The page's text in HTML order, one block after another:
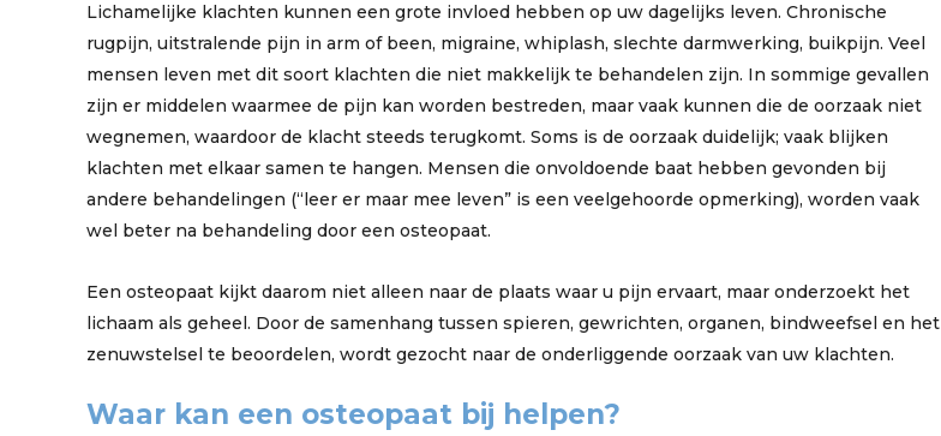
Lichamelijke klachten kunnen een grote invloed hebben op uw dagelijks leven. Chronische
rugpijn, uitstralende pijn in arm of been, migraine, whiplash, slechte darmwerking, buikpijn. Veel
mensen leven met dit soort klachten die niet makkelijk te behandelen zijn. In sommige gevallen
zijn er middelen waarmee de pijn kan worden bestreden, maar vaak kunnen die de oorzaak niet
wegnemen, waardoor de klacht steeds terugkomt. Soms is de oorzaak duidelijk; vaak blijken
klachten met elkaar samen te hangen. Mensen die onvoldoende baat hebben gevonden bij
andere behandelingen (“leer er maar mee leven” is een veelgehoorde opmerking), worden vaak
wel beter na behandeling door een osteopaat.
Een osteopaat kijkt daarom niet alleen naar de plaats waar u pijn ervaart, maar onderzoekt het
lichaam als geheel. Door de samenhang tussen spieren, gewrichten, organen, bindweefsel en het
zenuwstelsel te beoordelen, wordt gezocht naar de onderliggende oorzaak van uw klachten.
Waar kan een osteopaat bij helpen?